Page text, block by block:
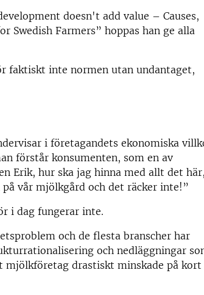
doesn't add value – Causes,
Swedish Farmers” hoppas han ge alla
faktiskt inte normen utan undantaget,
i företagandets ekonomiska
förstår konsumenten, som en av
Erik, hur ska jag hinna med allt det här,
vår mjölkgård och det räcker inte!”
i dag fungerar inte.
och de flesta branscher har
och nedläggningar
mjölkföretag drastiskt minskade på kort